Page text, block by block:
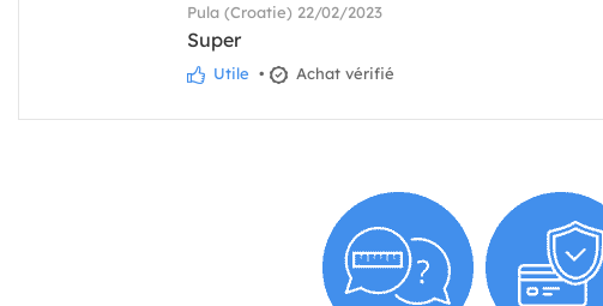
Pula (Croatie) 22/02/2023
Super
Utile • Achat vérifié